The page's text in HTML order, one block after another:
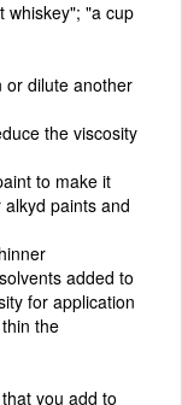
whiskey"; "a cup
or dilute another
the viscosity
to make it
paints and
added to
for application
the
you add to